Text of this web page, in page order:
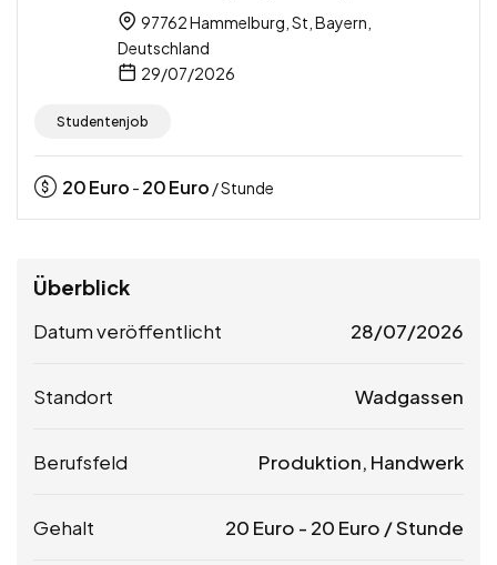
97762 Hammelburg, St, Bayern,
Deutschland
29/07/2026
Studentenjob
20Euro - 20Euro / Stunde
Überblick
Datum veröffentlicht 28/07/2026
Standort Wadgassen
Berufsfeld Produktion, Handwerk
Gehalt 20 Euro - 20 Euro / Stunde